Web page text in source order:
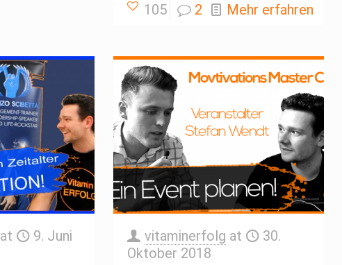
105 2 Mehr erfahren
at
9. Juni
vitaminerfolg at
30.
Oktober 2018